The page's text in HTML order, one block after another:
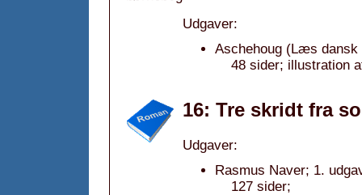
Udgaver:
Aschehoug (Læs dansk
48 sider; illustration
16: Tre skridt fra
Udgaver:
Rasmus Naver; 1.
127 sider;